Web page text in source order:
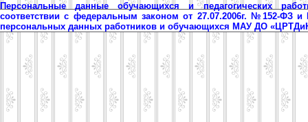
Персональные данные обучающихся и педагогических
соответствии с федеральным законом от 27.07.2006г. №152-ФЗ
персональных данных работников и обучающихся МАУ ДО